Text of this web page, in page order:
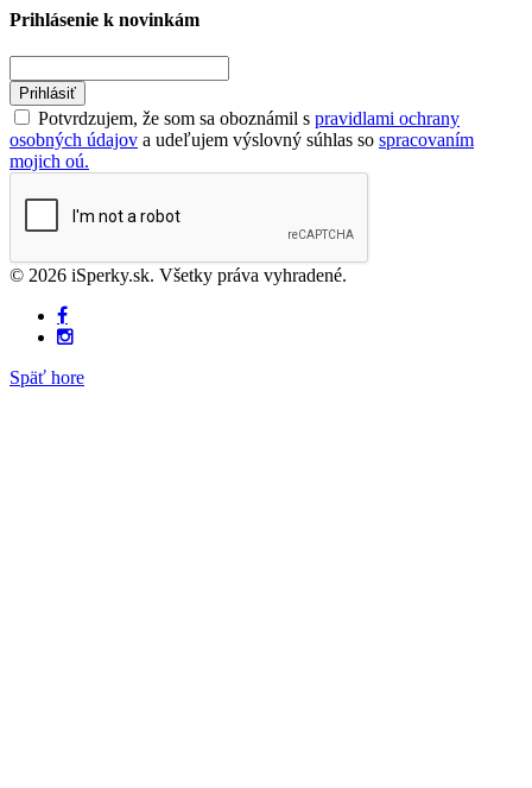
Prihlásenie k novinkám
Prihlásiť
Potvrdzujem, že som sa oboznámil s pravidlami ochrany
osobných údajov a udeľujem výslovný súhlas so spracovaním
mojich oú.
© 2026 iSperky.sk. Všetky práva vyhradené.
Späť hore